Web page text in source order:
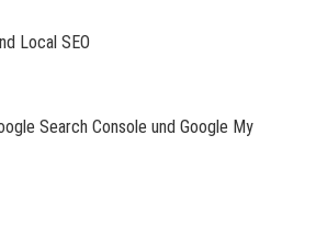
Local SEO
Search Console und Google My